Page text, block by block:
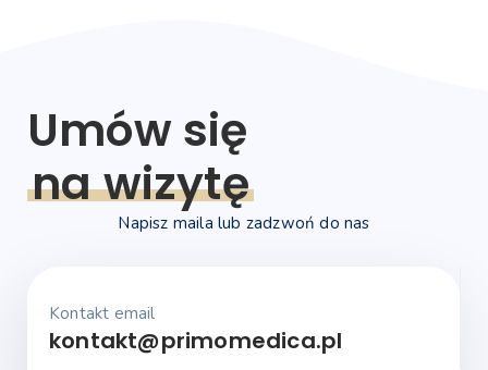
Umów się
na wizytę
Napisz maila lub zadzwoń do nas
Kontakt email
kontakt@primomedica.pl